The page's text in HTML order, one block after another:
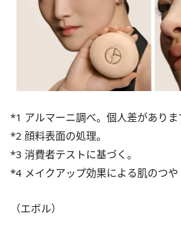
*1 アルマーニ調べ。個人差がありま
*2 顔料表面の処理。
*3 消費者テストに基づく。
*4 メイクアップ効果による肌のつや
（エボル）